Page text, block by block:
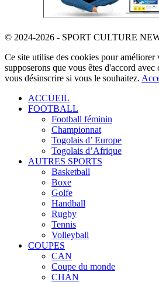
© 2024-2026 - SPORT CULTURE
Ce site utilise des cookies pour améliorer
supposerons que vous êtes d'accord
vous désinscrire si vous le souhaitez.
ACCUEIL
FOOTBALL
Football féminin
Championnat
Togolais d’ Europe
Togolais d’Afrique
AUTRES SPORTS
Basketball
Boxe
Golfe
Handball
Rugby
Tennis
Volleyball
COUPES
CAN
Coupe du monde
CHAN